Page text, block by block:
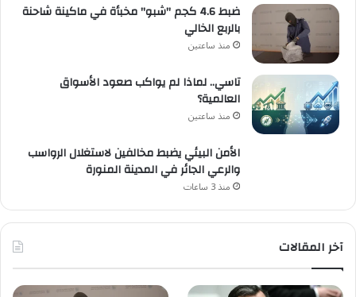
ضبط 4.6 كجم "شبو" مخبأة في ماكينة شاحنة
بالربع الخالي
منذ ساعتين
تاسي.. لماذا لم يواكب صعود الأسواق
العالمية؟
منذ ساعتين
الأمن البيئي يضبط مخالفين لاستغلال الرواسب
والرعي الجائر في المدينة المنورة
منذ 3 ساعات
آخر المقالات